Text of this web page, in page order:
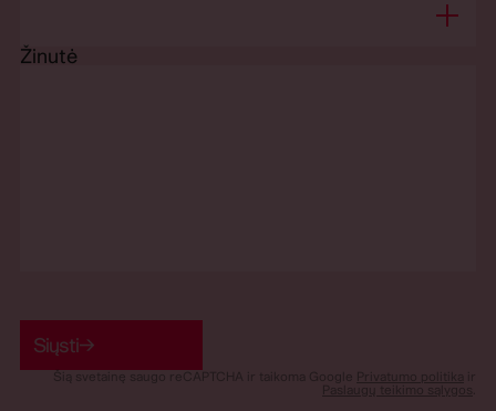
Žinutė
Siųsti→
Šią svetainę saugo reCAPTCHA ir taikoma Google Privatumo politika
ir
Paslaugų teikimo sąlygos